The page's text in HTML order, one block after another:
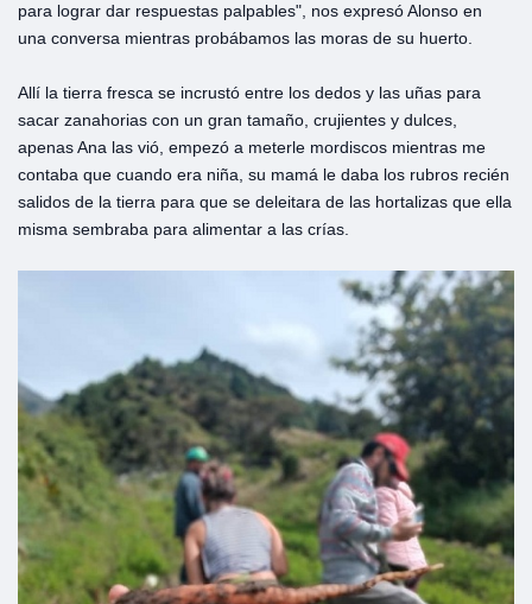
para lograr dar respuestas palpables", nos expresó Alonso en
una conversa mientras probábamos las moras de su huerto.
Allí la tierra fresca se incrustó entre los dedos y las uñas para
sacar zanahorias con un gran tamaño, crujientes y dulces,
apenas Ana las vió, empezó a meterle mordiscos mientras me
contaba que cuando era niña, su mamá le daba los rubros recién
salidos de la tierra para que se deleitara de las hortalizas que ella
misma sembraba para alimentar a las crías.